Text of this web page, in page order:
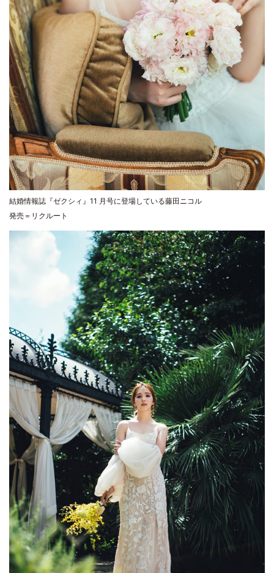
結婚情報誌『ゼクシィ』11 月号に登場している藤田ニコル
発売＝リクルート